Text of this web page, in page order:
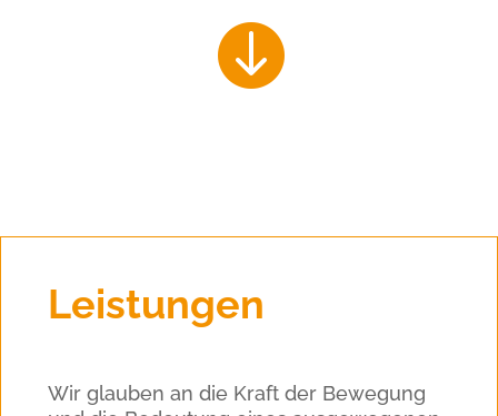

Leistungen
Wir glauben an die Kraft der Bewegung